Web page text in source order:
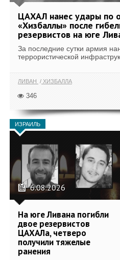
ЦАХАЛ нанес удары по
«Хизбаллы» после
резервистов на юге
За последние сутки армия
террористической
ЛИВАН ХИЗБАЛЛА
346
ИЗРАИЛЬ
6.08.2026
На юге Ливана погибли
двое резервистов
ЦАХАЛа, четверо
получили тяжелые
ранения